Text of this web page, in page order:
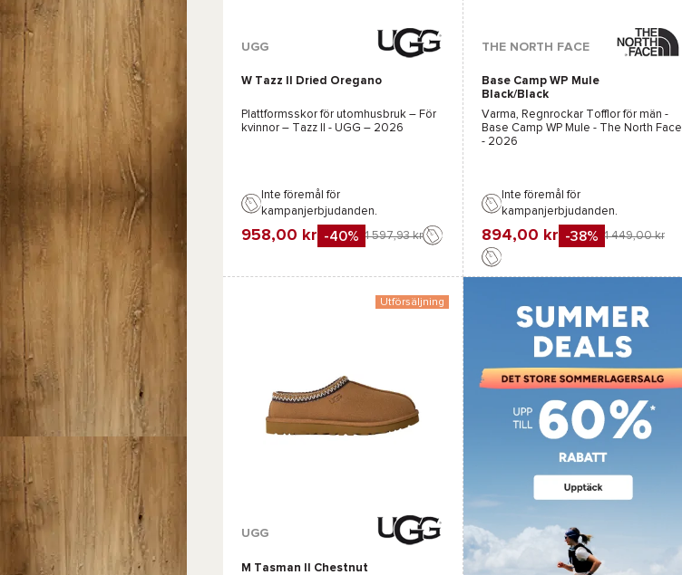
UGG
W Tazz II Dried Oregano
Plattformsskor för utomhusbruk – För
kvinnor –
Tazz II - UGG – 2026
Inte föremål för
kampanjerbjudanden.
958,00 kr -40% 1 597,93 kr
THE NORTH FACE
Base Camp WP Mule
Black/Black
Varma, Regnrockar Tofflor för män -
Base Camp WP Mule - The North Face
- 2026
Inte föremål för
kampanjerbjudanden.
894,00 kr -38% 1 449,00 kr
Utförsäljning
UGG
M Tasman II Chestnut